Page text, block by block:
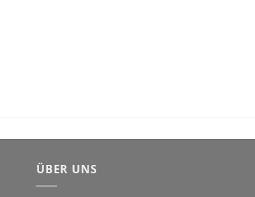
ÜBER UNS